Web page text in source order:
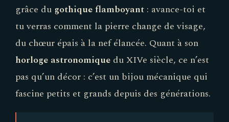
grâce du gothique flamboyant : avance-toi et
tu verras comment la pierre change de visage,
du chœur épais à la nef élancée. Quant à son
horloge astronomique du XIVe siècle, ce n’est
pas qu’un décor : c’est un bijou mécanique qui
fascine petits et grands depuis des générations.